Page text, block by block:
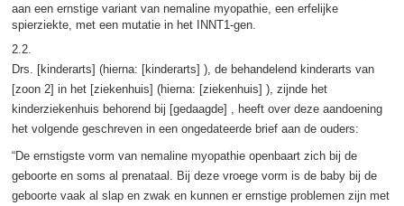
aan een ernstige variant van nemaline myopathie, een erfelijke
spierziekte, met een mutatie in het INNT1-gen.
2.2.
Drs. [kinderarts] (hierna: [kinderarts] ), de behandelend kinderarts van
[zoon 2] in het [ziekenhuis] (hierna: [ziekenhuis] ), zijnde het
kinderziekenhuis behorend bij [gedaagde] , heeft over deze aandoening
het volgende geschreven in een ongedateerde brief aan de ouders:
“De ernstigste vorm van nemaline myopathie openbaart zich bij de
geboorte en soms al prenataal. Bij deze vroege vorm is de baby bij de
geboorte vaak al slap en zwak en kunnen er ernstige problemen zijn met